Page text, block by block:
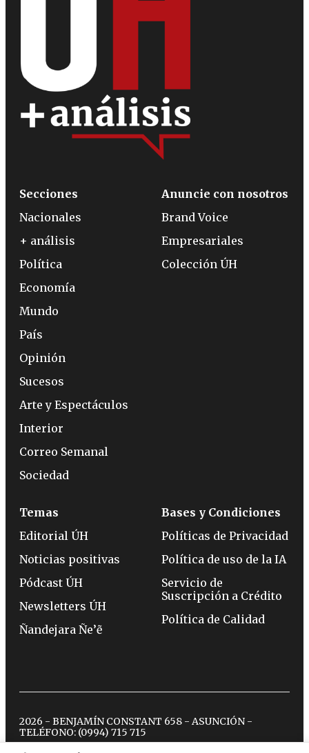
Secciones
Nacionales
+ análisis
Política
Economía
Mundo
País
Opinión
Sucesos
Arte y Espectáculos
Interior
Correo Semanal
Sociedad
Anuncie con nosotros
Brand Voice
Empresariales
Colección ÚH
Temas
Editorial ÚH
Noticias positivas
Pódcast ÚH
Newsletters ÚH
Ñandejara Ñe’ẽ
Bases y Condiciones
Políticas de Privacidad
Política de uso de la IA
Servicio de
Suscripción a Crédito
Política de Calidad
2026 - BENJAMÍN CONSTANT 658 - ASUNCIÓN -
TELÉFONO: (0994) 715 715